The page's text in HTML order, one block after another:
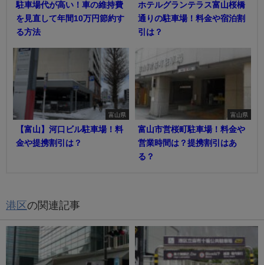
駐車場代が高い！車の維持費
を見直して年間10万円節約す
る方法
ホテルグランテラス富山桜橋
通りの駐車場！料金や宿泊割
引は？
富山県
【富山】河口ビル駐車場！料
金や提携割引は？
富山県
富山市営桜町駐車場！料金や
営業時間は？提携割引はあ
る？
港区の関連記事